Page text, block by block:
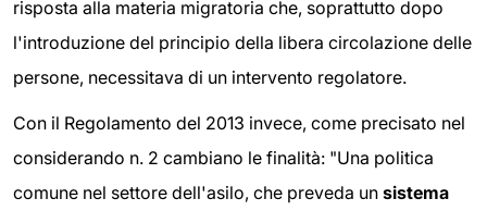
risposta alla materia migratoria che, soprattutto dopo
l'introduzione del principio della libera circolazione delle
persone, necessitava di un intervento regolatore.
Con il Regolamento del 2013 invece, come precisato nel
considerando n. 2 cambiano le finalità: "Una politica
comune nel settore dell'asilo, che preveda un sistema